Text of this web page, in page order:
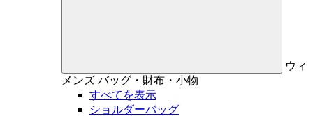
ウィ
メンズ バッグ・財布・小物
すべてを表示
ショルダーバッグ